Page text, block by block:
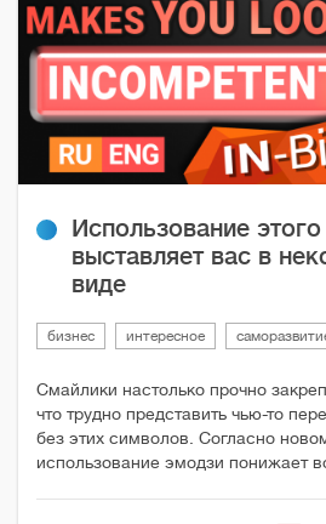
Использование
выставляет вас в
виде
бизнес интересное
Смайлики настолько прочно
что трудно представить чью-то
без этих символов. Согласно
использование эмодзи понижает